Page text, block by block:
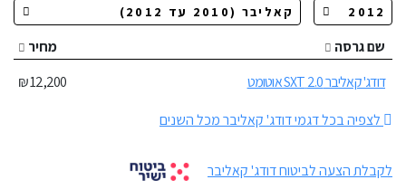
שם גרסה
מחיר
דודג' קאליבר 2.0 SXT אוטומט
12,200 ₪
לצפיה בכל דגמי דודג' קאליבר מכל השנים
לקבלת הצעה לביטוח דודג' קאליבר